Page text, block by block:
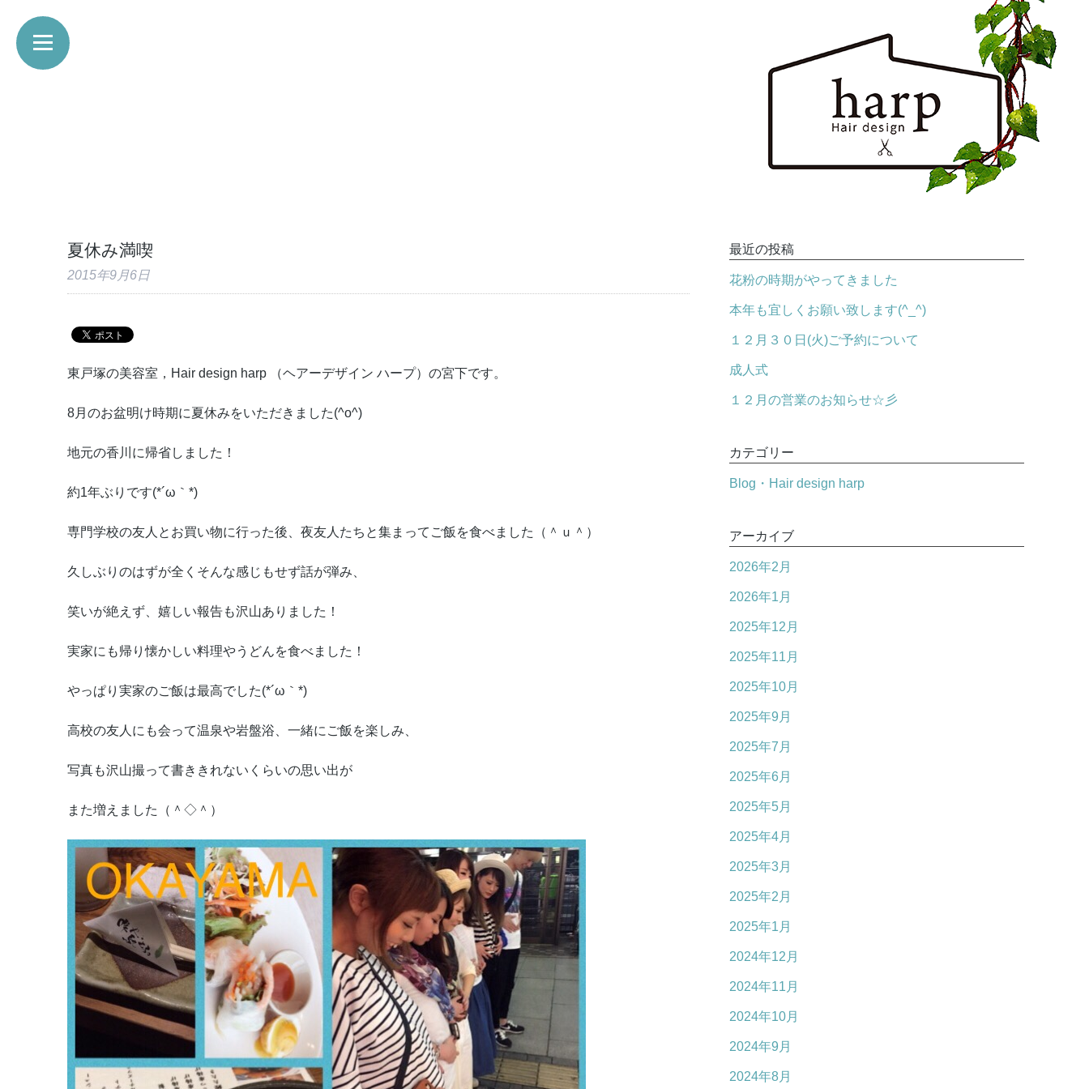
夏休み満喫
2015年9月6日
東戸塚の美容室，Hair design harp （ヘアーデザイン ハープ）の宮下です。
8月のお盆明け時期に夏休みをいただきました(^o^)
地元の香川に帰省しました！
約1年ぶりです(*´ω｀*)
専門学校の友人とお買い物に行った後、夜友人たちと集まってご飯を食べました（＾ｕ＾）
久しぶりのはずが全くそんな感じもせず話が弾み、
笑いが絶えず、嬉しい報告も沢山ありました！
実家にも帰り懐かしい料理やうどんを食べました！
やっぱり実家のご飯は最高でした(*´ω｀*)
高校の友人にも会って温泉や岩盤浴、一緒にご飯を楽しみ、
写真も沢山撮って書ききれないくらいの思い出が
また増えました（＾◇＾）
最近の投稿
花粉の時期がやってきました
本年も宜しくお願い致します(^_^)
１２月３０日(火)ご予約について
成人式
１２月の営業のお知らせ☆彡
カテゴリー
Blog・Hair design harp
アーカイブ
2026年2月
2026年1月
2025年12月
2025年11月
2025年10月
2025年9月
2025年7月
2025年6月
2025年5月
2025年4月
2025年3月
2025年2月
2025年1月
2024年12月
2024年11月
2024年10月
2024年9月
2024年8月